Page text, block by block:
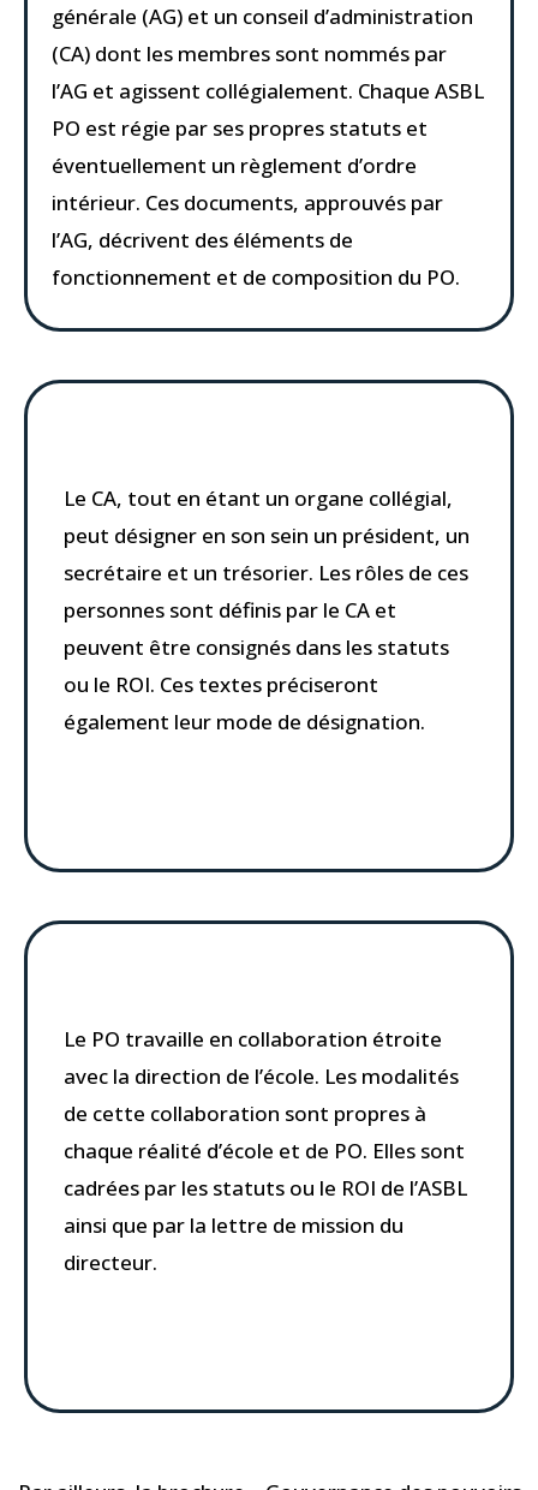
générale (AG) et un conseil d’administration
(CA) dont les membres sont nommés par
l’AG et agissent collégialement. Chaque ASBL
PO est régie par ses propres statuts et
éventuellement un règlement d’ordre
intérieur. Ces documents, approuvés par
l’AG, décrivent des éléments de
fonctionnement et de composition du PO.
Le CA, tout en étant un organe collégial,
peut désigner en son sein un président, un
secrétaire et un trésorier. Les rôles de ces
personnes sont définis par le CA et
peuvent être consignés dans les statuts
ou le ROI. Ces textes préciseront
également leur mode de désignation.
Le PO travaille en collaboration étroite
avec la direction de l’école. Les modalités
de cette collaboration sont propres à
chaque réalité d’école et de PO. Elles sont
cadrées par les statuts ou le ROI de l’ASBL
ainsi que par la lettre de mission du
directeur.